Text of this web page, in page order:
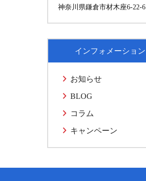
神奈川県鎌倉市材木座6-22-6
インフォメーション
お知らせ
BLOG
コラム
キャンペーン